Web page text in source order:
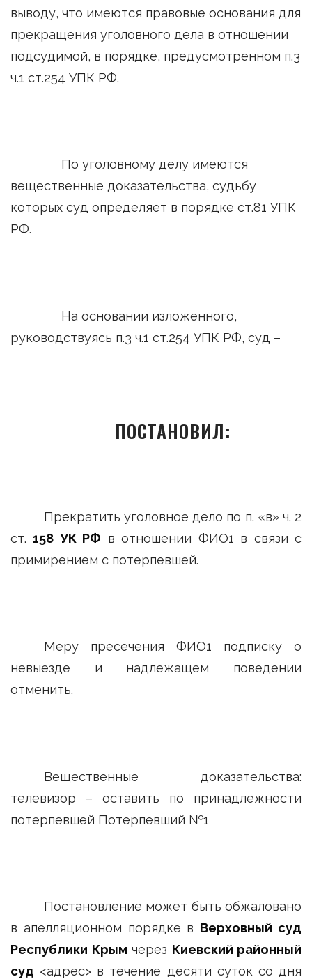
выводу, что имеются правовые основания для
прекращения уголовного дела в отношении
подсудимой, в порядке, предусмотренном п.3
ч.1 ст.254 УПК РФ.
По уголовному делу имеются
вещественные доказательства, судьбу
которых суд определяет в порядке ст.81 УПК
РФ.
На основании изложенного,
руководствуясь п.3 ч.1 ст.254 УПК РФ, суд –
ПОСТАНОВИЛ:
Прекратить уголовное дело по п. «в» ч. 2
ст.158 УК РФ в отношении ФИО1 в связи с
примирением с потерпевшей.
Меру пресечения ФИО1 подписку о
невыезде и надлежащем поведении
отменить.
Вещественные доказательства:
телевизор – оставить по принадлежности
потерпевшей Потерпевший №1
Постановление может быть обжаловано
в апелляционном порядке в Верховный суд
Республики Крым через Киевский районный
суд <адрес> в течение десяти суток со дня